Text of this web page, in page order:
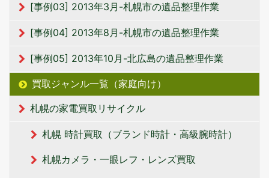
[事例03] 2013年3月-札幌市の遺品整理作業
[事例04] 2013年8月-札幌市の遺品整理作業
[事例05] 2013年10月-北広島の遺品整理作業
買取ジャンル一覧（家庭向け）
札幌の家電買取リサイクル
札幌 時計買取（ブランド時計・高級腕時計）
札幌カメラ・一眼レフ・レンズ買取